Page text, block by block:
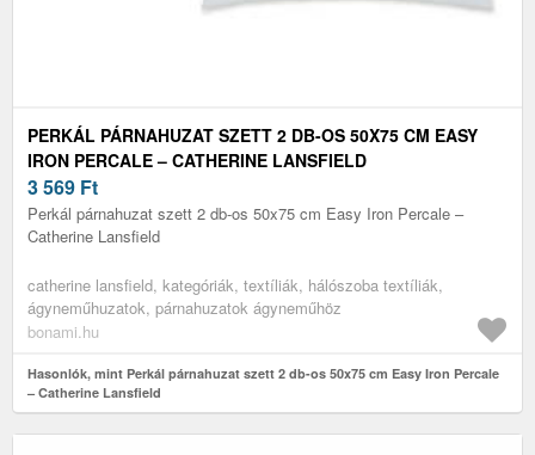
PERKÁL PÁRNAHUZAT SZETT 2 DB-OS 50X75 CM EASY
IRON PERCALE – CATHERINE LANSFIELD
3 569 Ft
Perkál párnahuzat szett 2 db-os 50x75 cm Easy Iron Percale –
Catherine Lansfield
catherine lansfield, kategóriák, textíliák, hálószoba textíliák,
ágyneműhuzatok, párnahuzatok ágyneműhöz
bonami.hu
Hasonlók, mint Perkál párnahuzat szett 2 db-os 50x75 cm Easy Iron Percale
– Catherine Lansfield